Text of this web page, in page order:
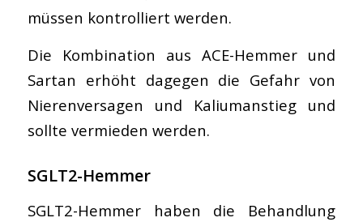
müssen kontrolliert werden.
Die Kombination aus ACE-Hemmer und
Sartan erhöht dagegen die Gefahr von
Nierenversagen und Kaliumanstieg und
sollte vermieden werden.
SGLT2-Hemmer
SGLT2-Hemmer haben die Behandlung